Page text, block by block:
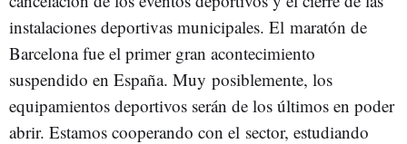
instalaciones deportivas municipales. El maratón de
Barcelona fue el primer gran acontecimiento
suspendido en España. Muy posiblemente, los
equipamientos deportivos serán de los últimos en poder
abrir. Estamos cooperando con el sector, estudiando